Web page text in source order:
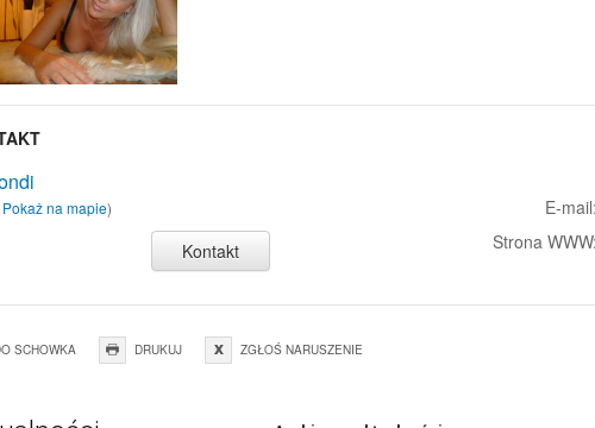
na mapie)
Kontakt
E-mail:
Strona WWW:
SCHOWKA DRUKUJ ZGŁOŚ NARUSZENIE